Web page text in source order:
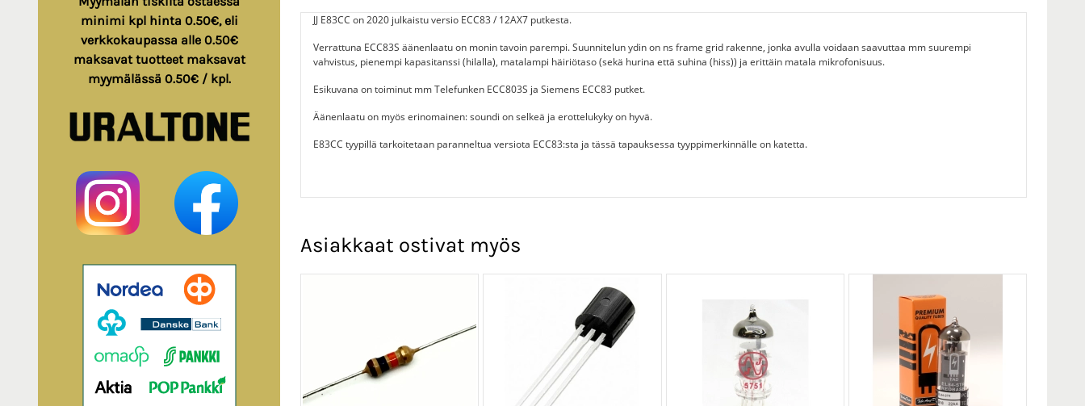
minimi kpl hinta 0.50€, eli
verkkokaupassa alle 0.50€
maksavat tuotteet maksavat
myymälässä 0.50€ / kpl.
JJ E83CC on 2020 julkaistu versio ECC83 / 12AX7 putkesta.
Verrattuna ECC83S äänenlaatu on monin tavoin parempi. Suunnitelun ydin on ns frame grid rakenne, jonka avulla voidaan saavuttaa mm suurempi
vahvistus, pienempi kapasitanssi (hilalla), matalampi häiriötaso (sekä hurina että suhina (hiss)) ja erittäin matala mikrofonisuus.
Esikuvana on toiminut mm Telefunken ECC803S ja Siemens ECC83 putket.
Äänenlaatu on myös erinomainen: soundi on selkeä ja erottelukyky on hyvä.
E83CC tyypillä tarkoitetaan paranneltua versiota ECC83:sta ja tässä tapauksessa tyyppimerkinnälle on katetta.
Asiakkaat ostivat myös